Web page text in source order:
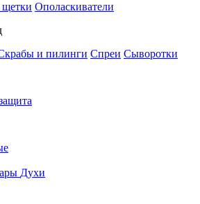
Ополаскиватели
и пилинги Спреи Сыворотки
Духи